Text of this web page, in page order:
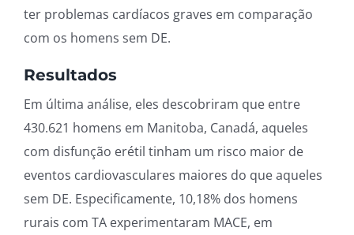
ter problemas cardíacos graves em comparação
com os homens sem DE.
Resultados
Em última análise, eles descobriram que entre
430.621 homens em Manitoba, Canadá, aqueles
com disfunção erétil tinham um risco maior de
eventos cardiovasculares maiores do que aqueles
sem DE. Especificamente, 10,18% dos homens
rurais com TA experimentaram MACE, em